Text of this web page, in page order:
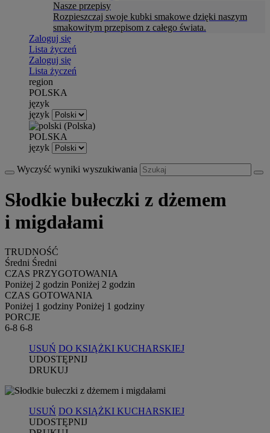
Nasze przepisy
Rozpieszczaj swoje kubki smakowe dzięki naszym
smakowitym przepisom z całego świata.
Zaloguj się
Lista życzeń
Zaloguj się
Lista życzeń
region
POLSKA
język
język
POLSKA
język
Wyczyść wyniki wyszukiwania
Słodkie bułeczki z dżemem
i migdałami
TRUDNOŚĆ
Średni Średni
CZAS PRZYGOTOWANIA
Poniżej 2 godzin Poniżej 2 godzin
CZAS GOTOWANIA
Poniżej 1 godziny Poniżej 1 godziny
PORCJE
6-8 6-8
USUŃ DO KSIĄŻKI KUCHARSKIEJ
UDOSTĘPNIJ
DRUKUJ
USUŃ DO KSIĄŻKI KUCHARSKIEJ
UDOSTĘPNIJ